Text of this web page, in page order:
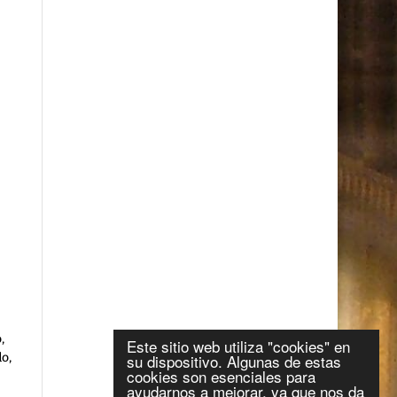
Este sitio web utiliza "cookies" en
su dispositivo. Algunas de estas
cookies son esenciales para
ayudarnos a mejorar, ya que nos da